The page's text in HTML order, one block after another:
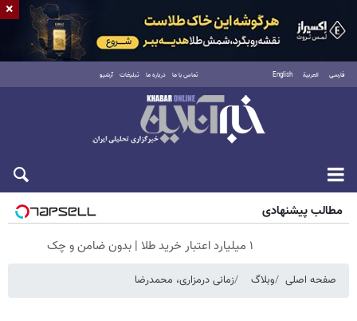
فارسی العربية English تماس با ما درباره ما تبلیغات آرشیو
پنجشنبه ۱۵ مرداد ۱۴۰۵
مطالب پیشنهادی
۱ میلیارد اعتبار خرید طلا | بدون ضامن و چک
صفحه اصلی وبلاگ زمانی درمزاری، محمدرضا
×